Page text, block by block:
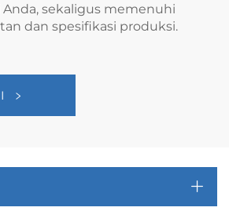
sekaligus memenuhi
dan spesifikasi produksi.